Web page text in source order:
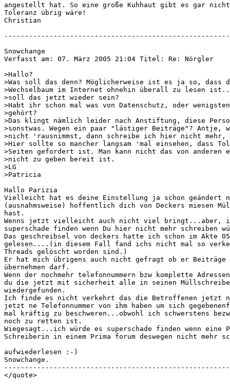
angestellt hat. So eine große Kuhhaut gibt es gar
Toleranz übrig wäre!
Christian
Snowchange
Verfasst am: 07. März 2005 21:04 Titel: Re: Nörgler
>Hallo?
>Was soll das denn? Möglicherweise ist es ja so, dass
>Wechselbaum im Internet ohnehin überall zu lesen
>soll das jetzt wieder sein?
>Habt ihr schon mal was von Datenschutz, oder
>gehört?
>Das klingt nämlich leider nach Anstiftung, diese
>sonstwas. Wegen ein paar "lästiger Beiträge"? Antje,
>nicht 'rausnimmst, dann schreibe ich hier nicht mehr,
>Hier sollte so mancher langsam 'mal einsehen, dass
>Seiten gefordert ist. Man kann nicht das von anderen
>nicht zu geben bereit ist.
>LG
>Patricia
Hallo Parizia
Vielleicht hat es deine Einstellung ja schon geändert
(ausnahmsweise) hoffentlich dich von Deckers miesen
hast.
Wenns jetzt vielleicht auch nicht viel bringt...aber,
superschade finden wenn Du hier nicht mehr schreiben
Das geschreibsel von deckers hatte ich schon im Akte 05
gelesen....(in diesem Fall fand ichs nicht mal so
Threads gelöscht worden sind.)
Er hat mich übrigens auch nicht gefragt ob er Beiträge
übernehmen darf.
Wenn der nochmehr telefonnummern bzw komplette
du die jetzt mit sicherheit alle in seinen
wiedergefunden.
Ich finde es nicht verkehrt das die Betroffenen jetzt
jetzt ne Telefonnummer von ihm haben um sich
mal kräftig zu beschweren...obwohl ich schwerstens
noch zu retten ist.
Wiegesagt...ich würde es superschade finden wenn eine
Schreiberin in einem Prima forum deswegen nicht mehr
aufwiederlesen :-)
Snowchange.
</quote>